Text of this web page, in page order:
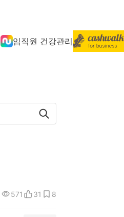
임직원 건강관리
571 31 8